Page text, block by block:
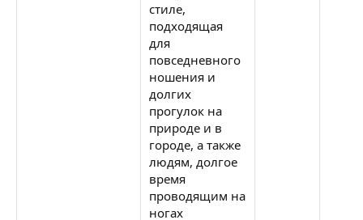
стиле,
подходящая
для
повседневного
ношения и
долгих
прогулок на
природе и в
городе, а также
людям, долгое
время
проводящим на
ногах